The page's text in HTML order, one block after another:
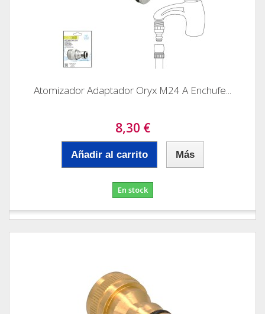
Atomizador Adaptador Oryx M24 A Enchufe...
8,30 €
Añadir al carrito Más
En stock